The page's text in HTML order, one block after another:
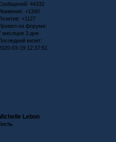
44332
+1340
+1127
на форуме:
месяцев 3 дня
визит:
03-19 12:37:51
Lebon